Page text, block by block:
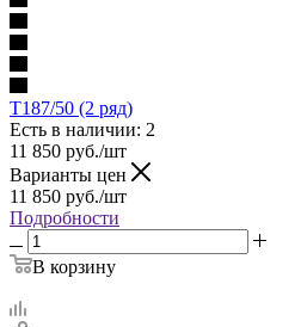
T187/50 (2 ряд)
Есть в наличии: 2
11 850 руб./шт
Варианты цен
11 850 руб./шт
Подробности
В корзину